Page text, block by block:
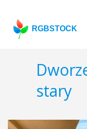
RGBSTOCK
stary